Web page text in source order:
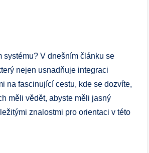
systému? V dnešním článku se
nejen usnadňuje integraci
na fascinující cestu, kde se dozvíte,
měli vědět, abyste měli jasný
znalostmi pro orientaci v této